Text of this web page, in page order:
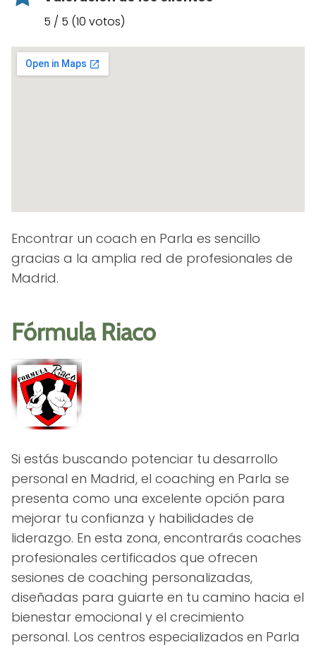
5 / 5 (10 votos)
Encontrar un coach en Parla es sencillo
gracias a la amplia red de profesionales de
Madrid.
Fórmula Riaco
Si estás buscando potenciar tu desarrollo
personal en Madrid, el coaching en Parla se
presenta como una excelente opción para
mejorar tu confianza y habilidades de
liderazgo. En esta zona, encontrarás coaches
profesionales certificados que ofrecen
sesiones de coaching personalizadas,
diseñadas para guiarte en tu camino hacia el
bienestar emocional y el crecimiento
personal. Los centros especializados en Parla